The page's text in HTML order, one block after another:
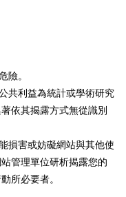
險。
共利益為統計或學術研究
依其揭露方式無從識別
損害或妨礙網站與其他使
管理單位研析揭露您的
所必要者。